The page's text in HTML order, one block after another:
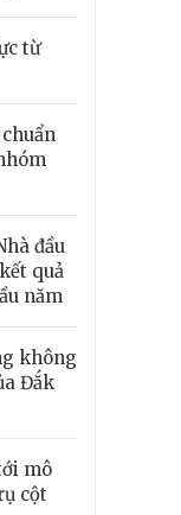
từ
đầu
quả
năm
không
Đắk
mô
cột